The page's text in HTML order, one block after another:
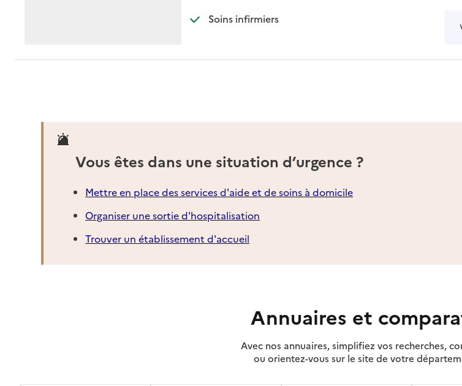
Soins infirmiers: disponible
: non disponible
Vous êtes dans une situation d’urgence ?
Mettre en place des services d'aide et de soins à domicile
Organiser une sortie d'hospitalisation
Trouver un établissement d'accueil
Annuaires et
Avec nos annuaires, simplifiez vos recherches,
ou orientez-vous sur le site de votre